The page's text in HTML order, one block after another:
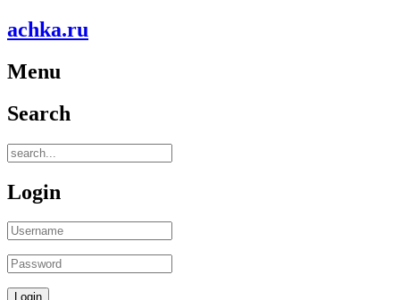
achka.ru
Menu
Search
Login